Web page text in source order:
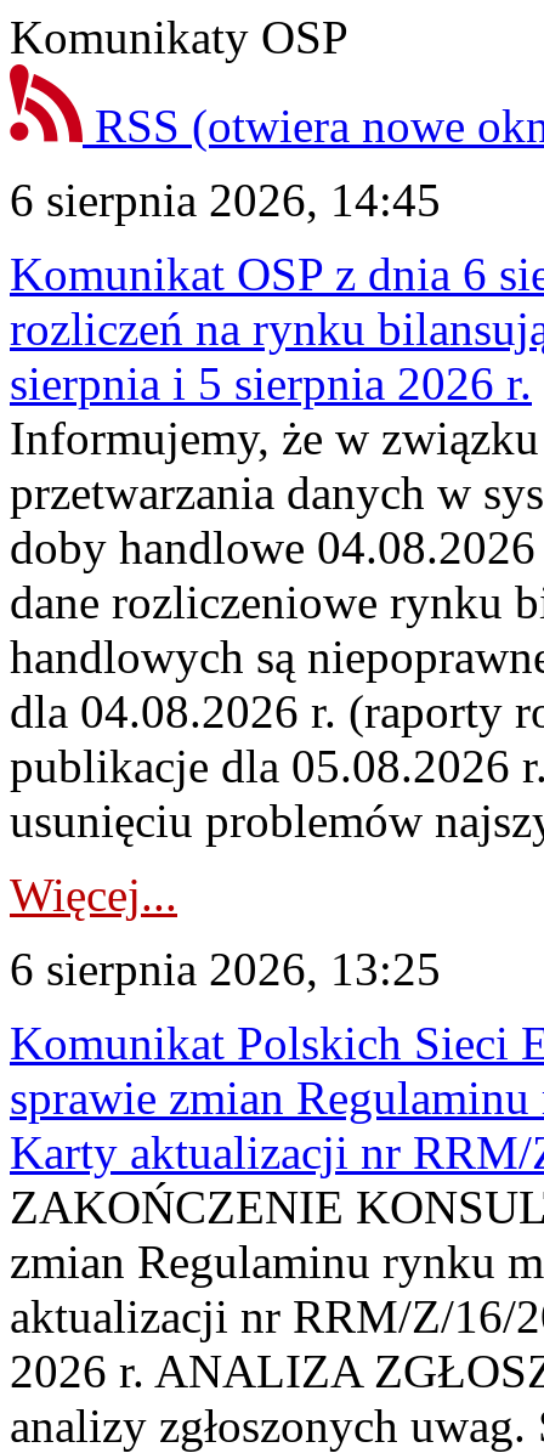
Komunikaty OSP
RSS (otwiera nowe
6 sierpnia 2026, 14:45
Komunikat OSP z dnia 6
rozliczeń na rynku
sierpnia i 5 sierpnia 2026 r.
Informujemy, że w
przetwarzania danych w
doby handlowe
dane rozliczeniowe rynku
handlowych są
dla 04.08.2026 r. (raporty
publikacje dla 05.08.2026
usunięciu problemów
Więcej...
6 sierpnia 2026, 13:25
Komunikat Polskich Sieci
sprawie zmian
Karty aktualizacji nr
ZAKOŃCZENIE
zmian Regulaminu rynku
aktualizacji nr RRM/Z/16/
2026 r. ANALIZA
analizy zgłoszonych